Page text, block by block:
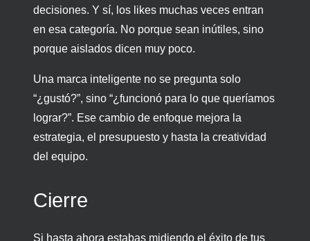
decisiones. Y sí, los likes muchas veces entran
en esa categoría. No porque sean inútiles, sino
porque aislados dicen muy poco.
Una marca inteligente no se pregunta solo
“¿gustó?”, sino “¿funcionó para lo que queríamos
lograr?”. Ese cambio de enfoque mejora la
estrategia, el presupuesto y hasta la creatividad
del equipo.
Cierre
Si hasta ahora estabas midiendo el éxito de tus